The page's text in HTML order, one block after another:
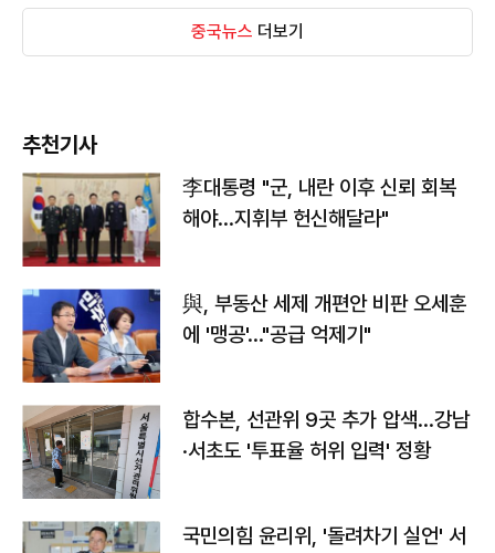
중국뉴스 더보기
추천기사
李대통령 "군, 내란 이후 신뢰 회복
해야…지휘부 헌신해달라"
與, 부동산 세제 개편안 비판 오세훈
에 '맹공'…"공급 억제기"
합수본, 선관위 9곳 추가 압색…강남
·서초도 '투표율 허위 입력' 정황
국민의힘 윤리위, '돌려차기 실언' 서